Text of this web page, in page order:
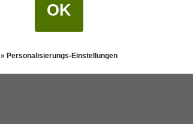
OK
» Personalisierungs-Einstellungen